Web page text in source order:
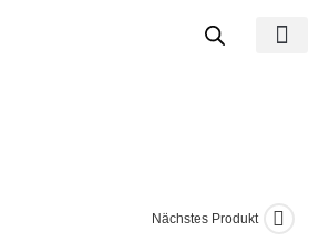
Nächstes Produkt